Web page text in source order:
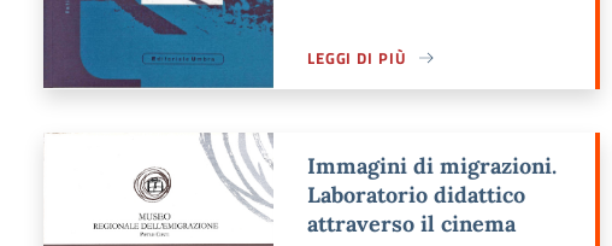
LEGGI DI PIÙ
A PROPOSITO DI LEGGI DI PIÙ DI: LA
Immagini di migrazioni.
Laboratorio didattico
attraverso il cinema